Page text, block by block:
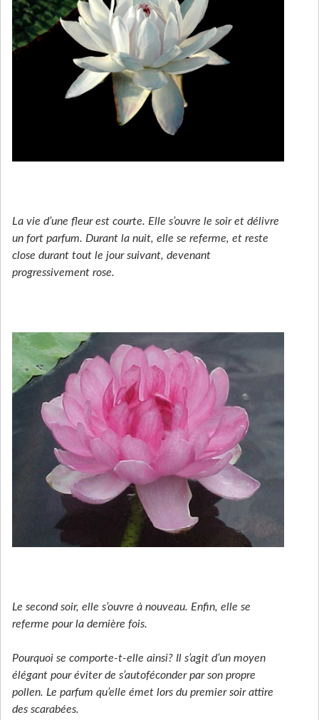
La vie d’une fleur est courte. Elle s’ouvre le soir et délivre
un fort parfum. Durant la nuit, elle se referme, et reste
close durant tout le jour suivant, devenant
progressivement rose.
Le second soir, elle s’ouvre à nouveau. Enfin, elle se
referme pour la dernière fois.
Pourquoi se comporte-t-elle ainsi? Il s’agit d’un moyen
élégant pour éviter de s’autoféconder par son propre
pollen. Le parfum qu’elle émet lors du premier soir attire
des scarabées.